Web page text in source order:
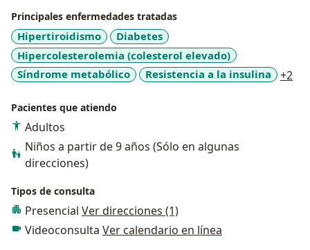
Principales enfermedades tratadas
Hipertiroidismo
Diabetes
Hipercolesterolemia (colesterol elevado)
Síndrome metabólico
Resistencia a la insulina +2
Pacientes que atiendo
Adultos
Niños a partir de 9 años (Sólo en algunas
direcciones)
Tipos de consulta
Presencial Ver direcciones (1)
Videoconsulta Ver calendario en línea